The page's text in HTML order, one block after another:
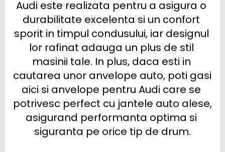
Audi este realizata pentru a asigura o
durabilitate excelenta si un confort
sporit in timpul condusului, iar designul
lor rafinat adauga un plus de stil
masinii tale. In plus, daca esti in
cautarea unor anvelope auto, poti gasi
aici si anvelope pentru Audi care se
potrivesc perfect cu jantele auto alese,
asigurand performanta optima si
siguranta pe orice tip de drum.